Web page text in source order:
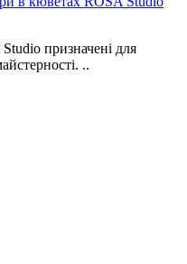
призначені для
..